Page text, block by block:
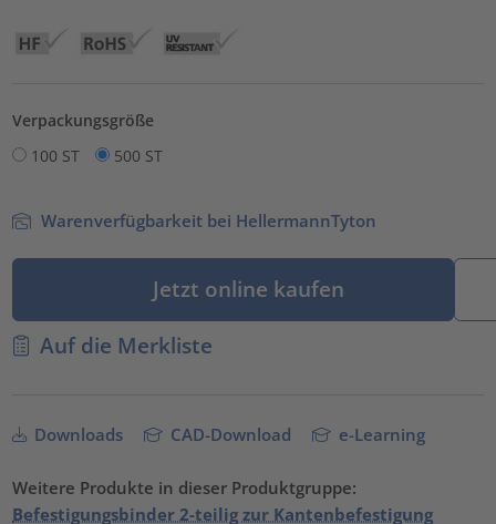
Verpackungsgröße
100 ST
500 ST
Warenverfügbarkeit bei HellermannTyton
Jetzt online kaufen
Auf die Merkliste
Downloads CAD-Download e-Learning
Weitere Produkte in dieser Produktgruppe:
Befestigungsbinder 2-teilig zur Kantenbefestigung